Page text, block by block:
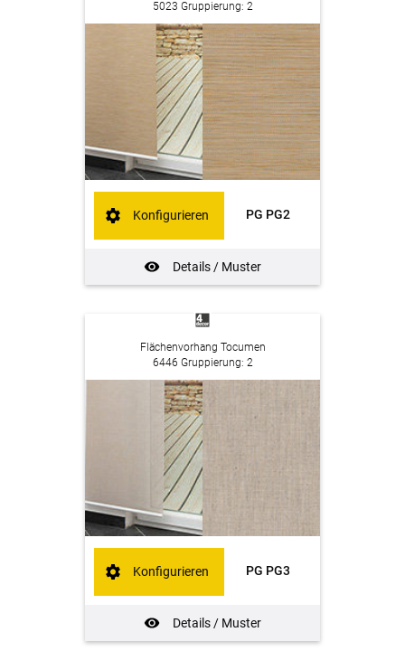
5023 Gruppierung: 2
PG PG2
Details / Muster
Konfigurieren
Flächenvorhang Tocumen
6446 Gruppierung: 2
PG PG3
Details / Muster
Konfigurieren